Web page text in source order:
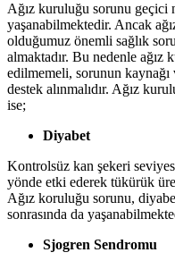
Ağız kuruluğu sorunu geçici
yaşanabilmektedir. Ancak
olduğumuz önemli sağlık
almaktadır. Bu nedenle ağız
edilmemeli, sorunun
destek alınmalıdır. Ağız
ise;
Diyabet
Kontrolsüz kan şekeri
yönde etki ederek tükürük
Ağız koruluğu sorunu,
sonrasında da
Sjogren Sendromu